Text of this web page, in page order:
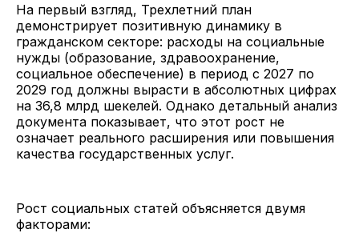
На первый взгляд, Трехлетний план
демонстрирует позитивную динамику в
гражданском секторе: расходы на социальные
нужды (образование, здравоохранение,
социальное обеспечение) в период с 2027 по
2029 год должны вырасти в абсолютных цифрах
на 36,8 млрд шекелей. Однако детальный анализ
документа показывает, что этот рост не
означает реального расширения или повышения
качества государственных услуг.
Рост социальных статей объясняется двумя
факторами: